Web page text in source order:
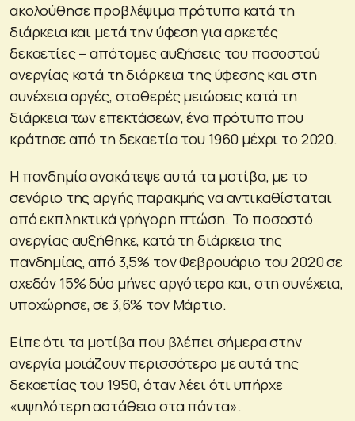
ακολούθησε προβλέψιμα πρότυπα κατά τη
διάρκεια και μετά την ύφεση για αρκετές
δεκαετίες – απότομες αυξήσεις του ποσοστού
ανεργίας κατά τη διάρκεια της ύφεσης και στη
συνέχεια αργές, σταθερές μειώσεις κατά τη
διάρκεια των επεκτάσεων, ένα πρότυπο που
κράτησε από τη δεκαετία του 1960 μέχρι το 2020.
Η πανδημία ανακάτεψε αυτά τα μοτίβα, με το
σενάριο της αργής παρακμής να αντικαθίσταται
από εκπληκτικά γρήγορη πτώση. Το ποσοστό
ανεργίας αυξήθηκε, κατά τη διάρκεια της
πανδημίας, από 3,5% τον Φεβρουάριο του 2020 σε
σχεδόν 15% δύο μήνες αργότερα και, στη συνέχεια,
υποχώρησε, σε 3,6% τον Μάρτιο.
Είπε ότι τα μοτίβα που βλέπει σήμερα στην
ανεργία μοιάζουν περισσότερο με αυτά της
δεκαετίας του 1950, όταν λέει ότι υπήρχε
«υψηλότερη αστάθεια στα πάντα».